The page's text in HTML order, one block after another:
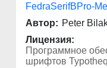
FedraSerifBPro-
Автор: Peter
Лицензия:
Программное
шрифтов